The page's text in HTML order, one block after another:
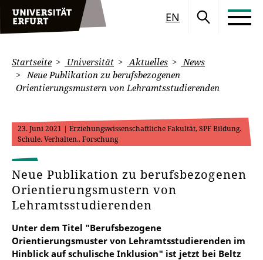
EN
Startseite Universität Aktuelles
News
Neue Publikation zu berufsbezogenen
Orientierungsmustern von Lehramtsstudierenden
23. Juni 2021 | Erziehungswissenschaftliche Fakultät, SPF Bildung.
Schule. Verhalten., Forschung
Neue Publikation zu berufsbezogenen
Orientierungsmustern von
Lehramtsstudierenden
Unter dem Titel "Berufsbezogene
Orientierungsmuster von Lehramtsstudierenden im
Hinblick auf schulische Inklusion" ist jetzt bei Beltz